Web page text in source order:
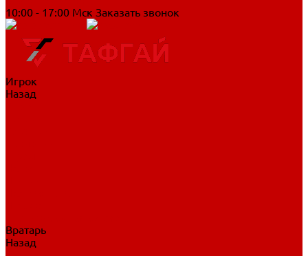
10:00 - 17:00 Мск Заказать звонок
Игрок
Назад
Вратарь
Назад